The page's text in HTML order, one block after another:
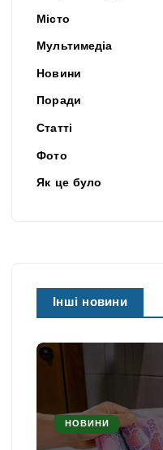
Місто
Мультимедіа
Новини
Поради
Статті
Фото
Як це було
Інші новини
НОВИНИ